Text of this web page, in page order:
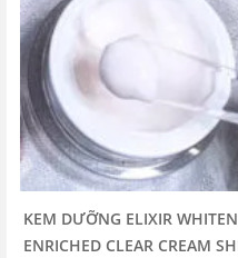
KEM DƯỠNG ELIXIR
ENRICHED CLEAR CREAM